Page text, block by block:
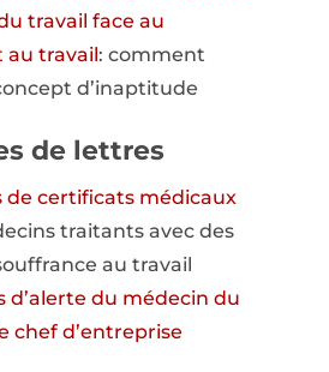
travail face au
au travail: comment
d’inaptitude
de lettres
de certificats médicaux
traitants avec des
au travail
d’alerte du médecin du
chef d’entreprise